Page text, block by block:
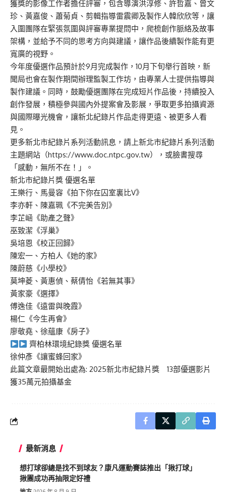
獲獎的影像工作者擔任評審，包含導演洪淳修、許哲嘉、曾文
珍、黃嘉俊、蕭菊貞、剪輯指導雷震卿及製作人韓欣欣等，讓
入圍團隊在緊張氛圍與評審專業提問中，爬梳創作脈絡及故事
架構，並給予不同的思考方向與建議，讓作品後續製作能有更
寬廣的視野。
今年度優選作品預計於9月完成製作，10月下旬舉行首映，新
聞局也會在製作期間辦理監製工作坊，由專業人士提供指導與
製作建議。同時，鼓勵優選團隊在完成短片作品後，持續投入
創作發展，積極參與國內外提案會及影展，爭取更多拍攝資源
與國際曝光機會，讓新北紀錄片作品走得更遠、被更多人看
見。
更多新北市紀錄片系列活動訊息，請上新北市紀錄片系列活動
主題網站（https://www.doc.ntpc.gov.tw），或臉書搜尋
「感動，無所不在！」。
新北市紀錄片獎 優選名單
王樂行、馬曼容《拍下你在囚室裏比V》
李亦軒、陳嘉珮《不完美告別》
李芷崡《助產之聲》
巫致潔《浮巢》
吳培恩《校正回歸》
陳宏一、方柏人《她的家》
陳蔚慈《小學校》
莫坤菱、黃惠偵、蔡倩怡《若無其事》
黃家豪《選擇》
傅逸佳《遠雷與晚霞》
楊仁《今生再會》
廖敬堯、徐蘊康《房子》
齊柏林環境紀錄獎 優選名單
徐仲彥《讓蜜蜂回家》
此篇文章最開始出處為: 2025新北市紀錄片獎 13部優選影片
獲35萬元拍攝基金
最新消息
想打球卻總是找不到球友？康凡運動賽誌推出「揪打球」
揪團成功再抽限定好禮